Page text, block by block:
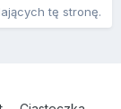
tę stronę.